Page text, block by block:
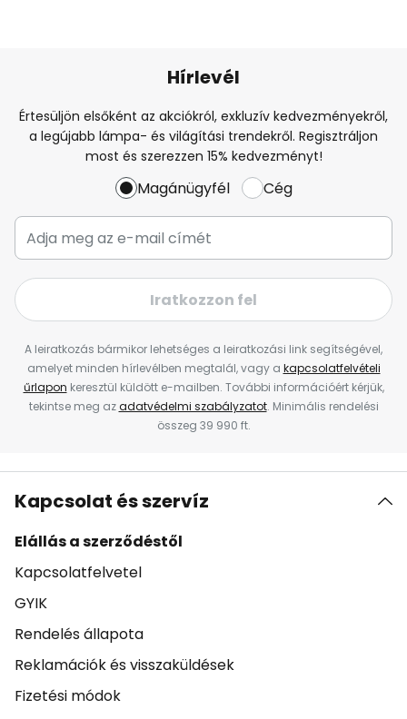
Hírlevél
Értesüljön elsőként az akciókról, exkluzív kedvezményekről,
a legújabb lámpa- és világítási trendekről. Regisztráljon
most és szerezzen 15% kedvezményt!
Magánügyfél Cég
Iratkozzon fel
A leiratkozás bármikor lehetséges a leiratkozási link segítségével,
amelyet minden hírlevélben megtalál, vagy a kapcsolatfelvételi
űrlapon keresztül küldött e-mailben. További információért kérjük,
tekintse meg azadatvédelmi szabályzatot. Minimális rendelési
összeg 39 990 ft.
Kapcsolat és szervíz
Elállás a szerződéstől
Kapcsolatfelvetel
GYIK
Rendelés állapota
Reklamációk és visszaküldések
Fizetési módok